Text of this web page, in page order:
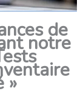
de
notre
»